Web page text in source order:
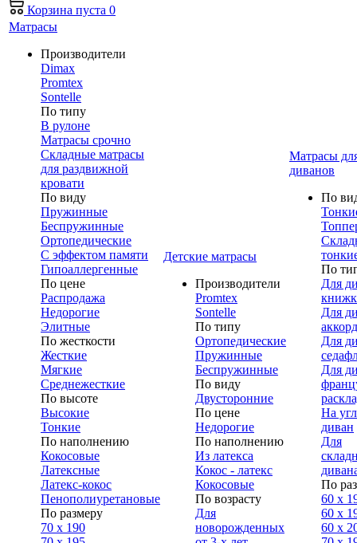
Корзина пуста 0
Матрасы
Производители
Dimax
Promtex
Sontelle
По типу
В рулоне
Матрасы срочно
Складные матрасы
для раздвижной
кровати
По виду
Пружинные
Беспружинные
Ортопедические
С эффектом памяти
Гипоаллергенные
По цене
Распродажа
Недорогие
Элитные
По жесткости
Жесткие
Мягкие
Среднежесткие
По высоте
Высокие
Тонкие
По наполнению
Кокосовые
Латексные
Латекс-кокос
Пенополиуретановые
По размеру
70 х 190
Детские матрасы
Производители
Promtex
Sontelle
По типу
Ортопедические
Пружинные
Беспружинные
По виду
Двусторонние
По цене
Недорогие
По наполнению
Из латекса
Кокос - латекс
Кокосовые
По возрасту
Для
новорожденных
Матрасы
диванов
По
По
Для
Для
Для
Для
На
диван
Для
По
60 х
60 х
60 х